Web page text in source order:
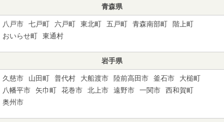
青森県
八戸市 七戸町 六戸町 東北町 五戸町 青森南部町
階上町
おいらせ町
東通村
岩手県
久慈市 山田町 普代村 大船渡市 陸前高田市 釜石市
大槌町
八幡平市
矢巾町 花巻市 北上市 遠野市 一関市
西和賀町
奥州市